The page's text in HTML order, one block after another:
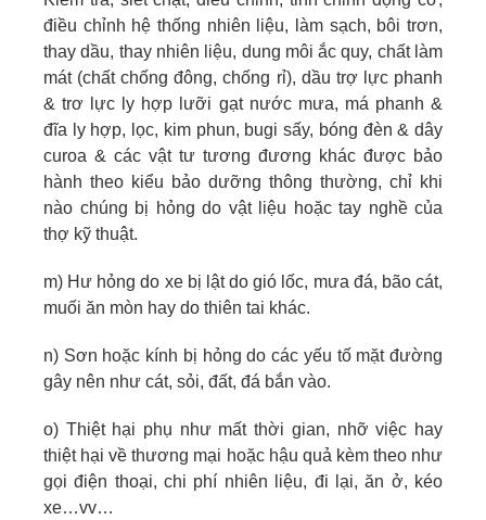
điều chỉnh hệ thống nhiên liệu, làm sạch, bôi trơn,
thay dầu, thay nhiên liệu, dung môi ắc quy, chất làm
mát (chất chống đông, chống rỉ), dầu trợ lực phanh
& trơ lực ly hợp lưỡi gạt nước mưa, má phanh &
đĩa ly hợp, lọc, kim phun, bugi sấy, bóng đèn & dây
curoa & các vật tư tương đương khác được bảo
hành theo kiểu bảo dưỡng thông thường, chỉ khi
nào chúng bị hỏng do vật liệu hoặc tay nghề của
thợ kỹ thuật.
m) Hư hỏng do xe bị lật do gió lốc, mưa đá, bão cát,
muối ăn mòn hay do thiên tai khác.
n) Sơn hoặc kính bị hỏng do các yếu tố mặt đường
gây nên như cát, sỏi, đất, đá bắn vào.
o) Thiệt hại phụ như mất thời gian, nhỡ việc hay
thiệt hại về thương mại hoặc hậu quả kèm theo như
gọi điện thoại, chi phí nhiên liệu, đi lại, ăn ở, kéo
xe…vv…